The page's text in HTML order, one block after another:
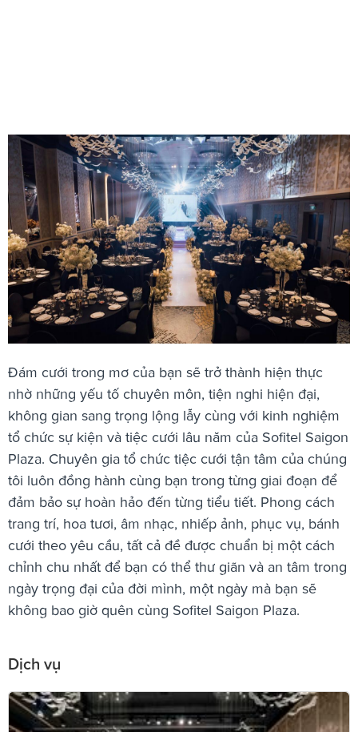
Đám cưới trong mơ của bạn sẽ trở thành hiện thực
nhờ những yếu tố chuyên môn, tiện nghi hiện đại,
không gian sang trọng lộng lẫy cùng với kinh nghiệm
tổ chức sự kiện và tiệc cưới lâu năm của Sofitel Saigon
Plaza. Chuyên gia tổ chức tiệc cưới tận tâm của chúng
tôi luôn đồng hành cùng bạn trong từng giai đoạn để
đảm bảo sự hoàn hảo đến từng tiểu tiết. Phong cách
trang trí, hoa tươi, âm nhạc, nhiếp ảnh, phục vụ, bánh
cưới theo yêu cầu, tất cả đề được chuẩn bị một cách
chỉnh chu nhất để bạn có thể thư giãn và an tâm trong
ngày trọng đại của đời mình, một ngày mà bạn sẽ
không bao giờ quên cùng Sofitel Saigon Plaza.
Dịch vụ